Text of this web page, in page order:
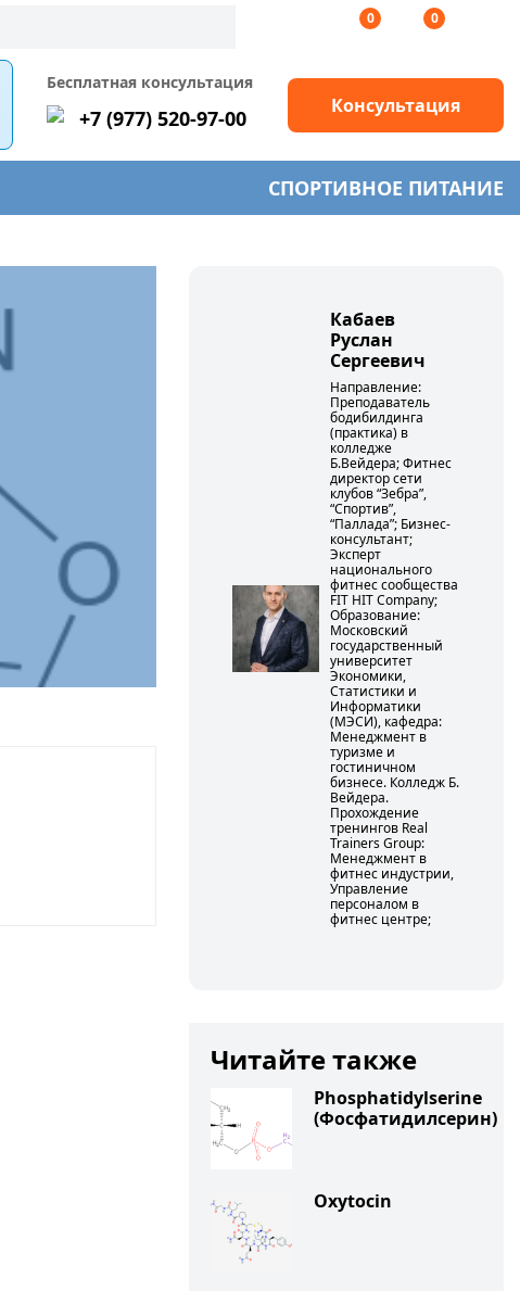
0 0
Бесплатная консультация
+7 (977) 520-97-00 Консультация
СПОРТИВНОЕ ПИТАНИЕ
Кабаев
Руслан
Сергеевич
Направление:
Преподаватель
бодибилдинга
(практика) в
колледже
Б.Вейдера; Фитнес
директор сети
клубов “Зебра”,
“Спортив”,
“Паллада”; Бизнес-
консультант;
Эксперт
национального
фитнес сообщества
FIT HIT Company;
Образование:
Московский
государственный
университет
Экономики,
Статистики и
Информатики
(МЭСИ), кафедра:
Менеджмент в
туризме и
гостиничном
бизнесе. Колледж Б.
Вейдера.
Прохождение
тренингов Real
Trainers Group:
Менеджмент в
фитнес индустрии,
Управление
персоналом в
фитнес центре;
Читайте также
Phosphatidylserine
(Фосфатидилсерин)
Oxytocin